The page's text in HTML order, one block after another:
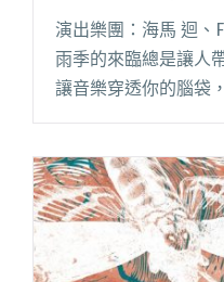
演出樂團：海馬 迴、
雨季的來臨總是讓人
讓音樂穿透你的腦袋
宇婷（雨停）的時間